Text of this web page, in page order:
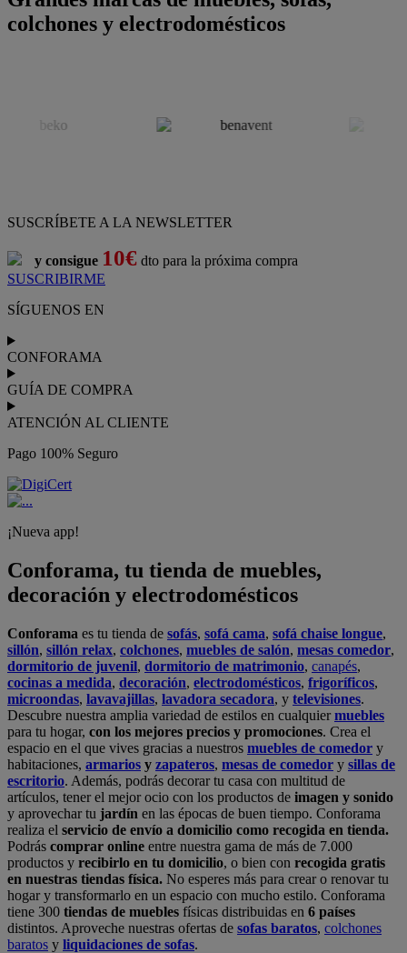
colchones y electrodomésticos
SUSCRÍBETE A LA NEWSLETTER
y consigue 10€ dto para la próxima compra
SUSCRIBIRME
SÍGUENOS EN
CONFORAMA
GUÍA DE COMPRA
ATENCIÓN AL CLIENTE
Pago 100% Seguro
¡Nueva app!
Conforama, tu tienda de muebles,
decoración y electrodomésticos
Conforama es tu tienda de sofás, sofá cama, sofá chaise longue,
sillón, sillón relax, colchones, muebles de salón, mesas comedor,
dormitorio de juvenil, dormitorio de matrimonio, canapés,
cocinas a medida, decoración, electrodomésticos, frigoríficos,
microondas, lavavajillas, lavadora secadora, y televisiones.
Descubre nuestra amplia variedad de estilos en cualquiermuebles
para tu hogar, con los mejores precios y promociones. Crea el
espacio en el que vives gracias a nuestros muebles de comedor y
habitaciones, armarios y zapateros, mesas de comedor y sillas de
escritorio. Además, podrás decorar tu casa con multitud de
artículos, tener el mejor ocio con los productos de imagen y sonido
y aprovechar tu jardín en las épocas de buen tiempo. Conforama
realiza el servicio de envío a domicilio como recogida en tienda.
Podrás comprar online entre nuestra gama de más de 7.000
productos y recibirlo en tu domicilio, o bien con recogida gratis
en nuestras tiendas física. No esperes más para crear o renovar tu
hogar y transformarlo en un espacio con mucho estilo. Conforama
tiene 300 tiendas de muebles físicas distribuidas en 6 países
distintos. Aproveche nuestras ofertas de sofas baratos, colchones
baratos y liquidaciones de sofas.